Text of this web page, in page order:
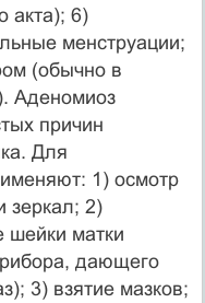
акта); 6)
менструации;
(обычно в
Аденомиоз
причин
Для
1) осмотр
зеркал; 2)
шейки матки
дающего
3) взятие мазков;